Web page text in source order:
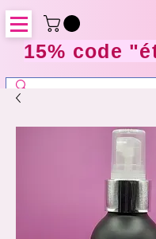
15% code